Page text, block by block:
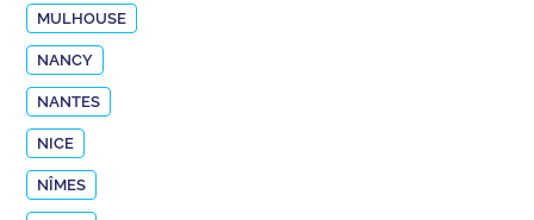
MULHOUSE
NANCY
NANTES
NICE
NÎMES